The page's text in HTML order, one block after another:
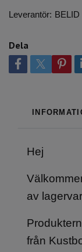
Leverantör: BELID
Dela
Hej
av
från